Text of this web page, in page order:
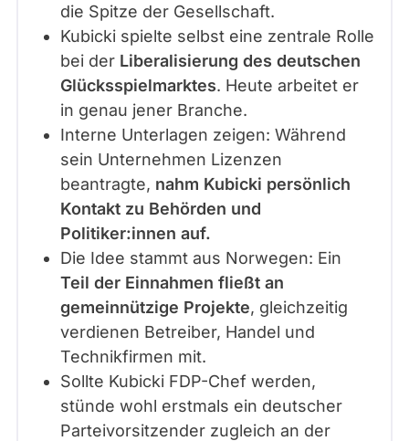
i
die Spitze der Gesellschaft.
Kubicki spielte selbst eine zentrale Rolle
bei der Liberalisierung des deutschen
Glücksspielmarktes. Heute arbeitet er
in genau jener Branche.
Interne Unterlagen zeigen: Während
sein Unternehmen Lizenzen
beantragte, nahm Kubicki persönlich
Kontakt zu Behörden und
Politiker:innen auf.
Die Idee stammt aus Norwegen: Ein
Teil der Einnahmen fließt an
gemeinnützige Projekte, gleichzeitig
verdienen Betreiber, Handel und
Technikfirmen mit.
Sollte Kubicki FDP-Chef werden,
stünde wohl erstmals ein deutscher
Parteivorsitzender zugleich an der